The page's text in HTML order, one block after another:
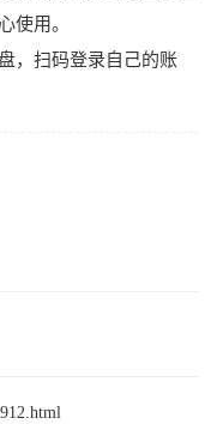
使用。
，扫码登录自己的账